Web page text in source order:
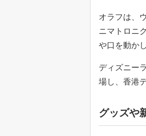
オラフは、
ニマトロニ
や口を動か
ディズニー
場し、香港
グッズや